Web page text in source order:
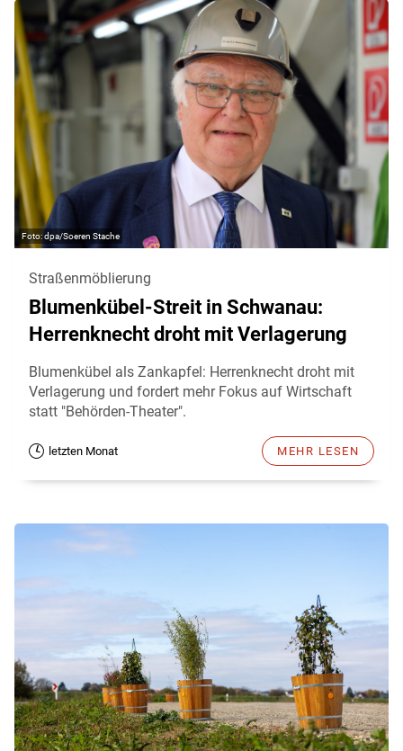
dpa/Soeren Stache
Straßenmöblierung
Blumenkübel-Streit in Schwanau:
Herrenknecht droht mit Verlagerung
Blumenkübel als Zankapfel: Herrenknecht droht mit
Verlagerung und fordert mehr Fokus auf Wirtschaft
statt "Behörden-Theater".
letzten Monat MEHR LESEN